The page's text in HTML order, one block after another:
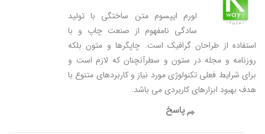
لورم ایپسوم متن ساختگی با تولید
سادگی نامفهوم از صنعت چاپ و با
استفاده از طراحان گرافیک است. چاپگرها و متون بلکه
روزنامه و مجله در ستون و سطرآنچنان که لازم است و
برای شرایط فعلی تکنولوژی مورد نیاز و کاربردهای متنوع با
هدف بهبود ابزارهای کاربردی می باشد.
پاسخ